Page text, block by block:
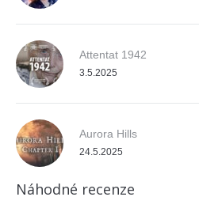
Attentat 1942
3.5.2025
Aurora Hills
24.5.2025
Náhodné recenze